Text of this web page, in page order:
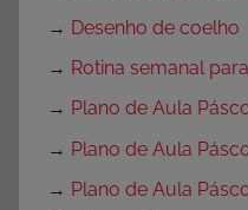
→ Desenho de coelho
→ Rotina semanal
→ Plano de Aula
→ Plano de Aula
→ Plano de Aula